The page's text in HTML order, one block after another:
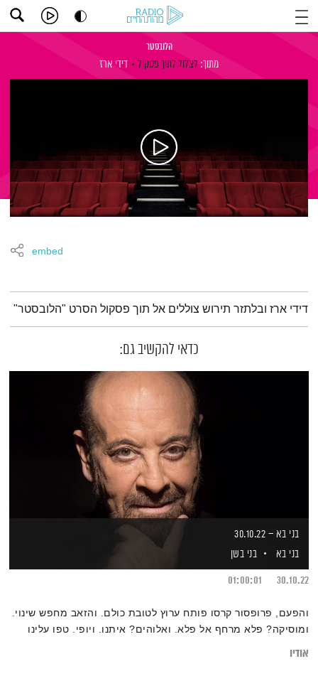
הלובסטר
מתוך: לצלול לתוך פסקול דידי ארז
embed
תמצית הפודקאסט
דידי ארז ובלתזר תירוש צוללים אל תוך פסקול הסרט "הלובסטר"
כדאי להקשיב גם:
בני בא – 30.10.22
בני בא
בני בשן
30.10.22
01:00:01
‎והפעם, פרופסור קרסו פותח ערוץ לטובת כולם. והזאב מחפש שינוי.
ומוסיקה? פלא מרחף אל פלא. ואלוהים? איתנו. ויופי. טפו עלינו
אודיו